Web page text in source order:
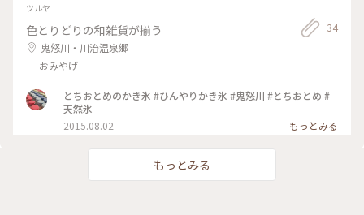
ツルヤ
色とりどりの和雑貨が揃う
鬼怒川・川治温泉郷
おみやげ
34
とちおとめのかき氷 #ひんやりかき氷 #鬼怒川 #とちおとめ #
天然氷
2015.08.02
もっとみる
もっとみる